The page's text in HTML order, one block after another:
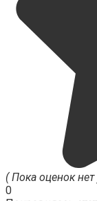
( Пока оценок нет
0